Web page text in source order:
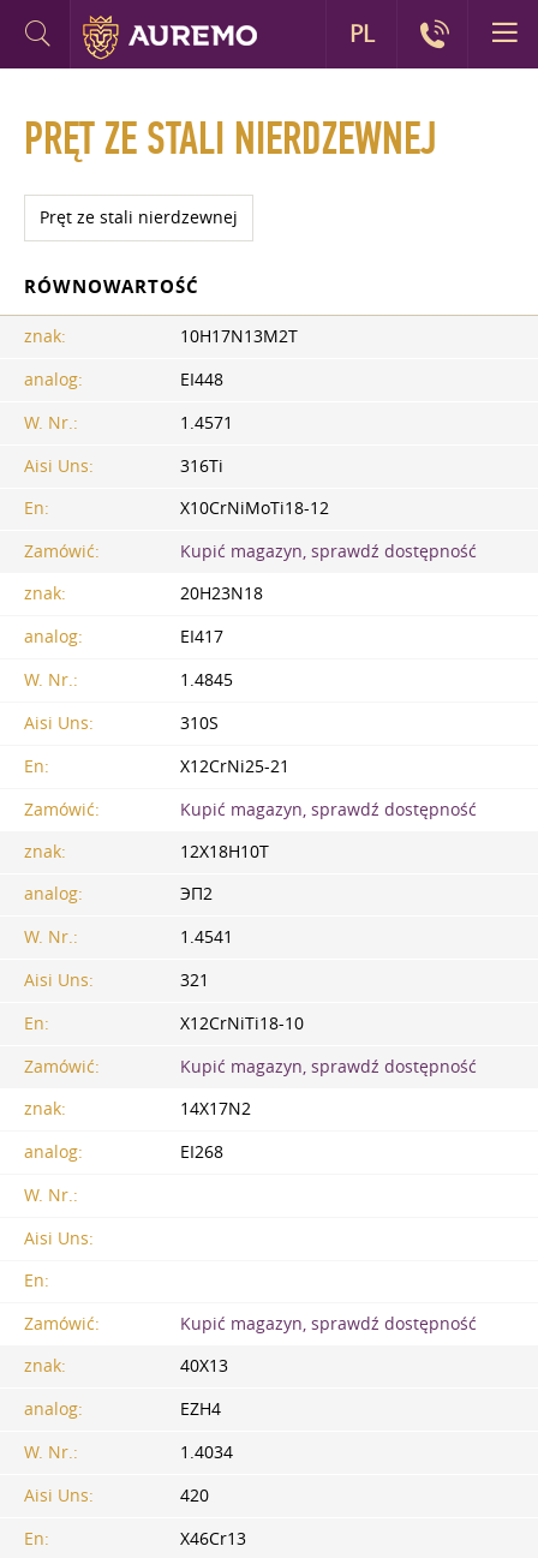
PRĘT ZE STALI NIERDZEWNEJ
Pręt ze stali nierdzewnej
RÓWNOWARTOŚĆ
znak:
10H17N13M2T
analog:
EI448
W. Nr.:
1.4571
Aisi Uns:
316Ti
En:
X10CrNiMoTi18-12
Zamówić:
Kupić magazyn, sprawdź dostępność
znak:
20H23N18
analog:
EI417
W. Nr.:
1.4845
Aisi Uns:
310S
En:
X12CrNi25-21
Zamówić:
Kupić magazyn, sprawdź dostępność
znak:
12X18H10T
analog:
ЭП2
W. Nr.:
1.4541
Aisi Uns:
321
En:
X12CrNiTi18-10
Zamówić:
Kupić magazyn, sprawdź dostępność
znak:
14X17N2
analog:
EI268
W. Nr.:
Aisi Uns:
En:
Zamówić:
Kupić magazyn, sprawdź dostępność
znak:
40X13
analog:
EZH4
W. Nr.:
1.4034
Aisi Uns:
420
En:
X46Cr13
PL